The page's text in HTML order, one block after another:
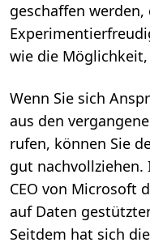
geschaffen werden,
wie die
Wenn Sie sich
aus den
rufen, können Sie
gut nachvollziehen.
CEO von Microsoft
auf Daten
Seitdem hat sich